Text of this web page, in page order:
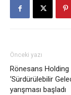
Önceki yazı
Rönesans Holding
‘Sürdürülebilir
yarışması başladı